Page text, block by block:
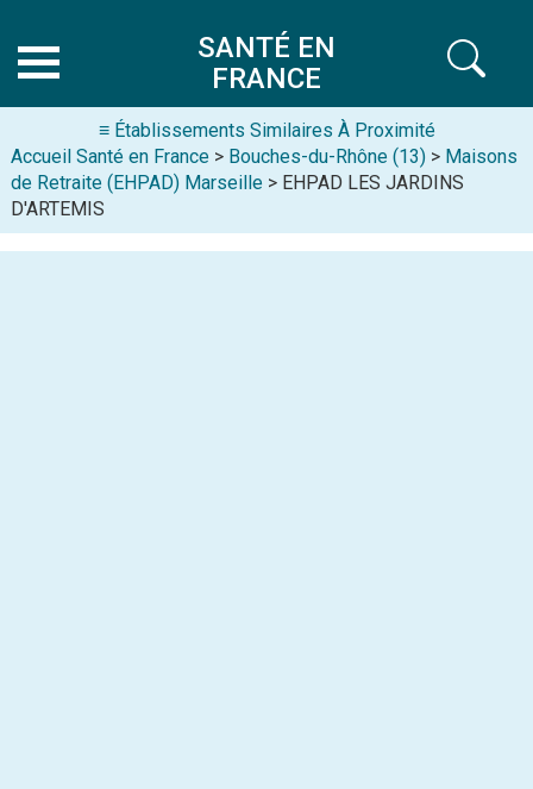
SANTÉ EN
FRANCE
≡ Établissements Similaires À Proximité
Accueil Santé en France > Bouches-du-Rhône (13) > Maisons
de Retraite (EHPAD) Marseille > EHPAD LES JARDINS
D'ARTEMIS